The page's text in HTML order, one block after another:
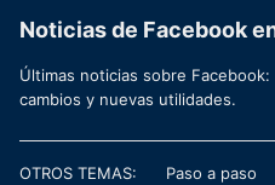
Noticias de Facebook
Últimas noticias sobre
cambios y nuevas utilidades.
OTROS TEMAS: Paso a paso